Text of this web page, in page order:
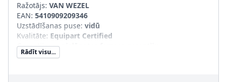
Ražotājs: VAN WEZEL
EAN: 5410909209346
Uzstādīšanas puse: vidū
Kvalitāte: Equipart Certified
Garantija:ar pielāgotas formas garantiju
SVHC:Nesatur SVHC vielas!
Rādīt visu...